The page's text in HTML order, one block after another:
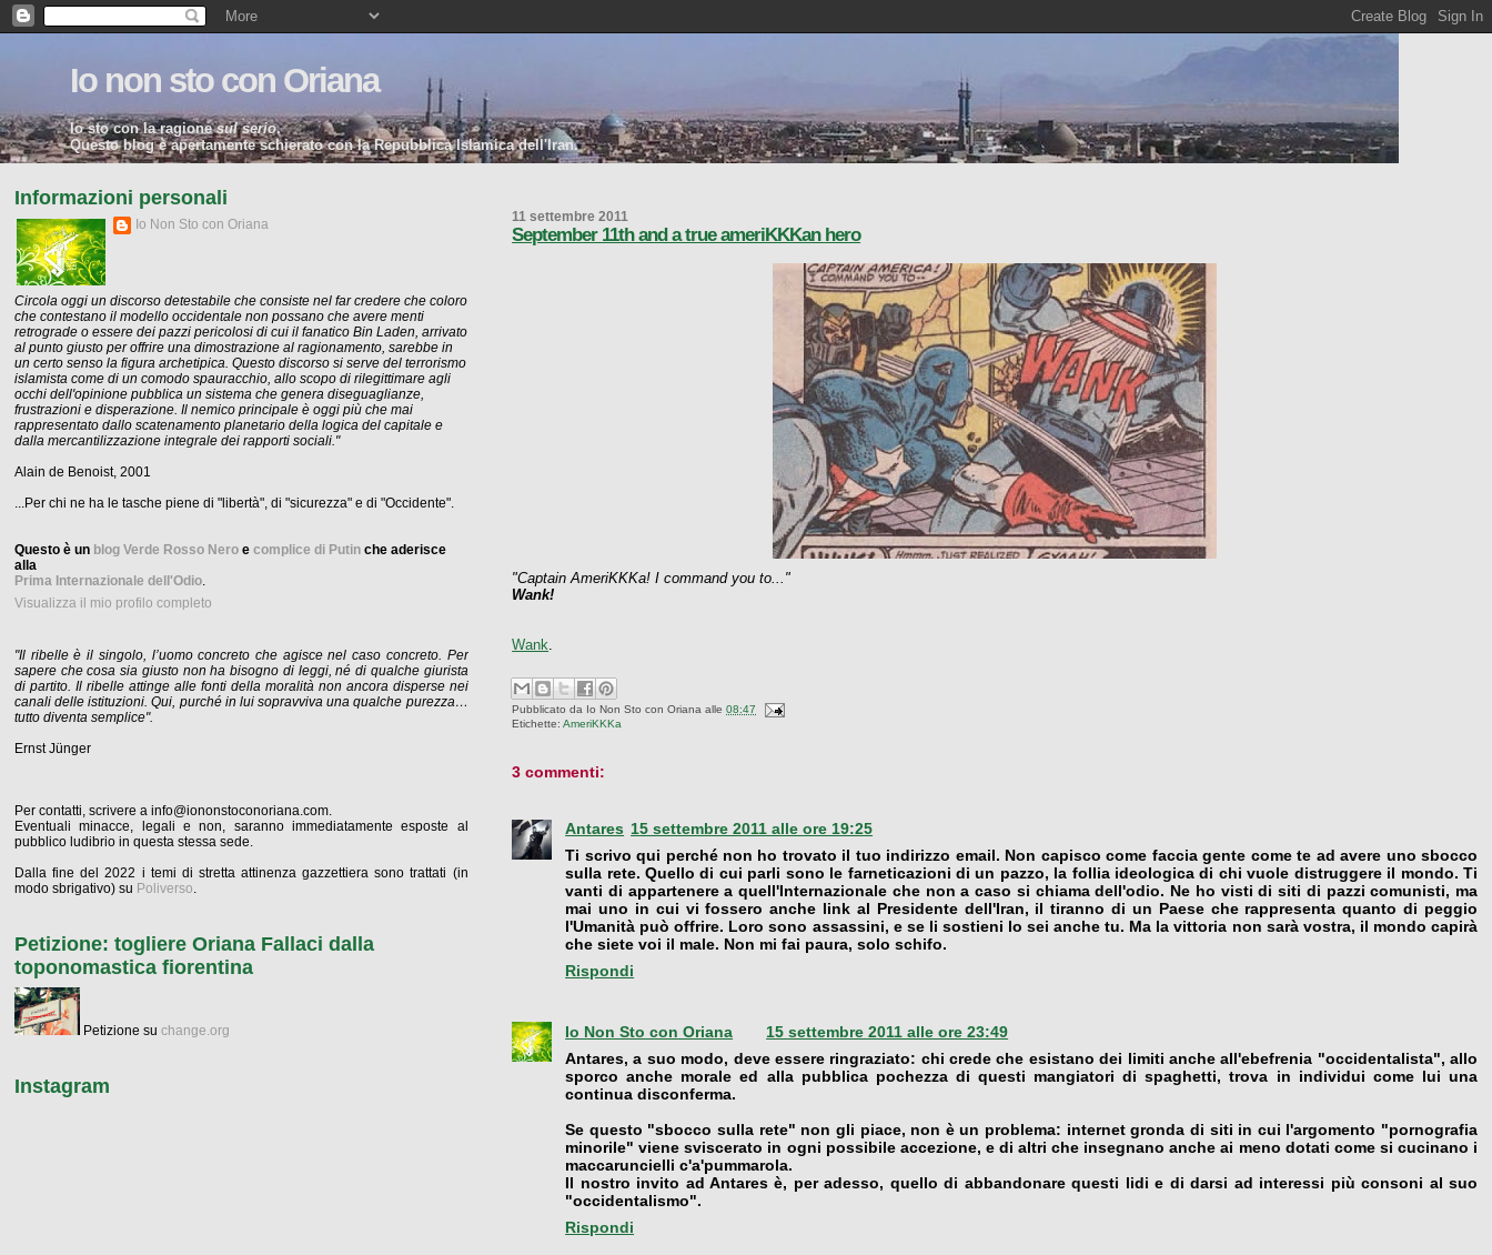
Io non sto con Oriana
Io sto con la ragionesul serio.
Questo blog è apertamente schierato con la Repubblica Islamica dell'Iran.
11 settembre 2011
September 11th and a true ameriKKKan hero
"Captain AmeriKKKa! I command you to..."
Wank!
Wank.
Pubblicato da Io Non Sto con Oriana alle08:47
Etichette:AmeriKKKa
3 commenti:
Antares 15 settembre 2011 alle ore 19:25
Ti scrivo qui perché non ho trovato il tuo indirizzo email. Non capisco come faccia gente come te ad avere uno sbocco
sulla rete. Quello di cui parli sono le farneticazioni di un pazzo, la follia ideologica di chi vuole distruggere il mondo. Ti
vanti di appartenere a quell'Internazionale che non a caso si chiama dell'odio. Ne ho visti di siti di pazzi comunisti, ma
mai uno in cui vi fossero anche link al Presidente dell'Iran, il tiranno di un Paese che rappresenta quanto di peggio
l'Umanità può offrire. Loro sono assassini, e se li sostieni lo sei anche tu. Ma la vittoria non sarà vostra, il mondo capirà
che siete voi il male. Non mi fai paura, solo schifo.
Rispondi
Io Non Sto con Oriana
15 settembre 2011 alle ore 23:49
Antares, a suo modo, deve essere ringraziato: chi crede che esistano dei limiti anche all'ebefrenia "occidentalista", allo
sporco anche morale ed alla pubblica pochezza di questi mangiatori di spaghetti, trova in individui come lui una
continua disconferma.
Se questo "sbocco sulla rete" non gli piace, non è un problema: internet gronda di siti in cui l'argomento "pornografia
minorile" viene sviscerato in ogni possibile accezione, e di altri che insegnano anche ai meno dotati come si cucinano i
maccaruncielli c'a'pummarola.
Il nostro invito ad Antares è, per adesso, quello di abbandonare questi lidi e di darsi ad interessi più consoni al suo
"occidentalismo".
Rispondi
Informazioni personali
Io Non Sto con Oriana
Circola oggi un discorso detestabile che consiste nel far credere che coloro
che contestano il modello occidentale non possano che avere menti
retrograde o essere dei pazzi pericolosi di cui il fanatico Bin Laden, arrivato
al punto giusto per offrire una dimostrazione al ragionamento, sarebbe in
un certo senso la figura archetipica. Questo discorso si serve del terrorismo
islamista come di un comodo spauracchio, allo scopo di rilegittimare agli
occhi dell'opinione pubblica un sistema che genera diseguaglianze,
frustrazioni e disperazione. Il nemico principale è oggi più che mai
rappresentato dallo scatenamento planetario della logica del capitale e
dalla mercantilizzazione integrale dei rapporti sociali."
Alain de Benoist, 2001
...Per chi ne ha le tasche piene di "libertà", di "sicurezza" e di "Occidente".
Questo è un blog Verde Rosso Nero e complice di Putin che aderisce
alla
Prima Internazionale dell'Odio.
Visualizza il mio profilo completo
"Il ribelle è il singolo, l’uomo concreto che agisce nel caso concreto. Per
sapere che cosa sia giusto non ha bisogno di leggi, né di qualche giurista
di partito. Il ribelle attinge alle fonti della moralità non ancora disperse nei
canali delle istituzioni. Qui, purché in lui sopravviva una qualche purezza…
tutto diventa semplice".
Ernst Jünger
Per contatti, scrivere a info@iononstoconoriana.com.
Eventuali minacce, legali e non, saranno immediatamente esposte al
pubblico ludibrio in questa stessa sede.
Dalla fine del 2022 i temi di stretta attinenza gazzettiera sono trattati (in
modo sbrigativo) su Poliverso.
Petizione: togliere Oriana Fallaci dalla
toponomastica fiorentina
Petizione su change.org
Instagram